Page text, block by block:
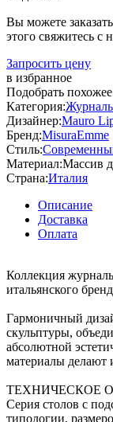
Вы можете
этого свяжитесь с
Запросить цену
в избранное
Подобрать похожее
Категория:
Дизайнер:Mauro
Бренд:MisuraEmme
Стиль:
Материал:Массив
Страна:Италия
Описание
Доставка
Оплата
Коллекция
итальянского
Гармоничный
скульптуры,
абсолютной
материалы делают
ТЕХНИЧЕСКОЕ
Серия столов с
типологии,